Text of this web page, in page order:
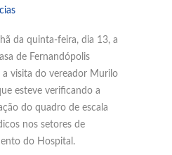
da quinta-feira, dia 13, a
de Fernandópolis
a visita do vereador Murilo
esteve verificando a
do quadro de escala
nos setores de
do Hospital.